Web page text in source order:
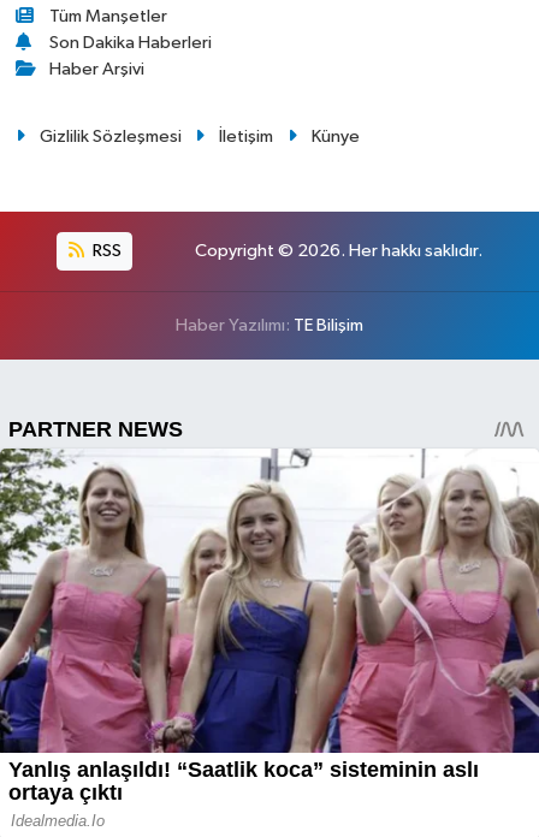
Tüm Manşetler
Son Dakika Haberleri
Haber Arşivi
Gizlilik Sözleşmesi İletişim Künye
RSS Copyright © 2026. Her hakkı saklıdır.
Haber Yazılımı: TE Bilişim